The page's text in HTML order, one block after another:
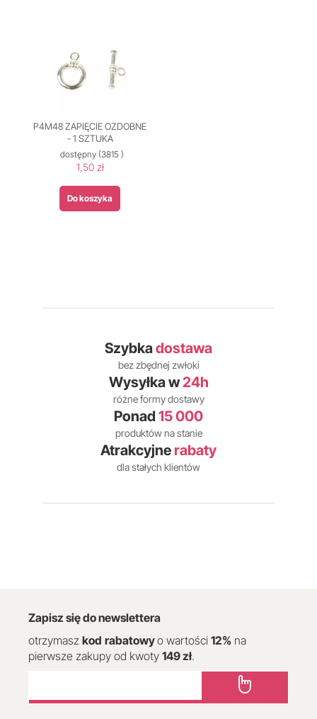
P4M48 ZAPIĘCIE OZDOBNE
- 1 SZTUKA
dostępny(3815 )
1,50 zł
Do koszyka
Szybkadostawa
bez zbędnej zwłoki
Wysyłka w24h
różne formy dostawy
Ponad 15 000
produktów na stanie
Atrakcyjne rabaty
dla stałych klientów
Zapisz się do newslettera
otrzymasz kod rabatowyo wartości 12% na
pierwsze zakupy od kwoty 149 zł.